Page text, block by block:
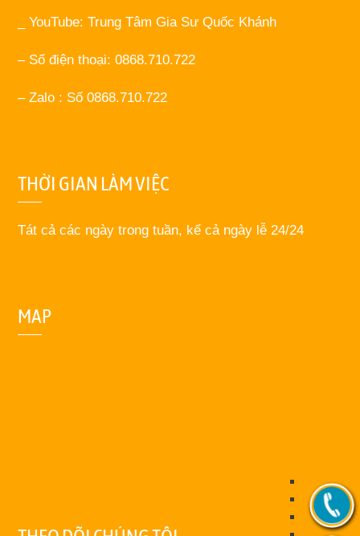
_ YouTube: Trung Tâm Gia Sư Quốc Khánh
– Số điện thoại: 0868.710.722
– Zalo : Số 0868.710.722
THỜI GIAN LÀM VIỆC
Tát cả các ngày trong tuần, kể cả ngày lễ 24/24
MAP